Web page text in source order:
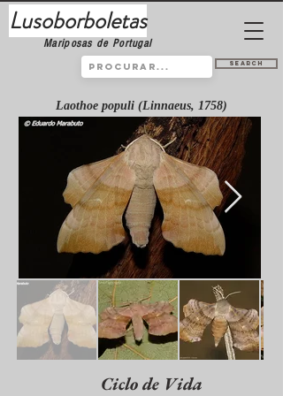
Lusoborboletas
Mariposas de Portugal
Search
Laothoe populi (Linnaeus, 1758)
Ciclo de Vida